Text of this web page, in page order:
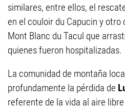
similares, entre ellos, el
en el couloir du Capucin y otro
Mont Blanc du Tacul que
quienes fueron hospitalizadas.
La comunidad de montaña
profundamente la pérdida de
referente de la vida al aire